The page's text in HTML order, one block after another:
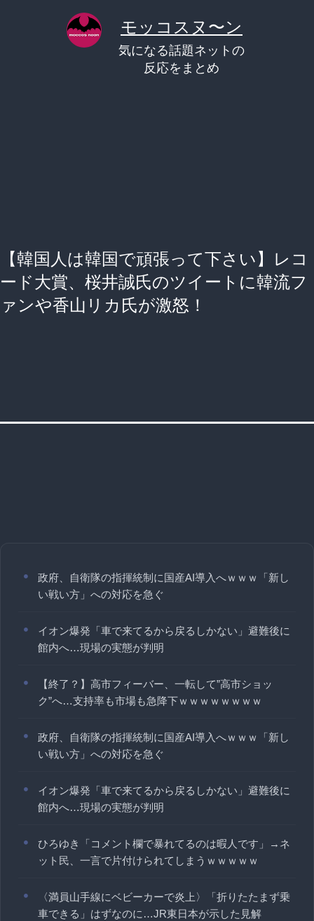
モッコスヌ〜ン
気になる話題ネットの
反応をまとめ
【韓国人は韓国で頑張って下さい】レコ
ード大賞、桜井誠氏のツイートに韓流フ
ァンや香山リカ氏が激怒！
政府、自衛隊の指揮統制に国産AI導入へｗｗｗ「新し
い戦い方」への対応を急ぐ
イオン爆発「車で来てるから戻るしかない」避難後に
館内へ…現場の実態が判明
【終了？】高市フィーバー、一転して”高市ショッ
ク”へ…支持率も市場も急降下ｗｗｗｗｗｗｗｗ
政府、自衛隊の指揮統制に国産AI導入へｗｗｗ「新し
い戦い方」への対応を急ぐ
イオン爆発「車で来てるから戻るしかない」避難後に
館内へ…現場の実態が判明
ひろゆき「コメント欄で暴れてるのは暇人です」→ネ
ット民、一言で片付けられてしまうｗｗｗｗｗ
〈満員山手線にベビーカーで炎上〉「折りたたまず乗
車できる」はずなのに…JR東日本が示した見解